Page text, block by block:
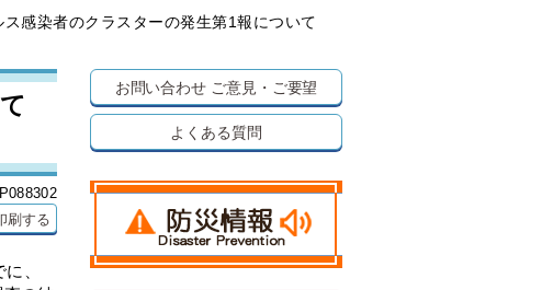
ス感染者のクラスターの発生第1報について
刷する
、
お問い合わせ ご意見・ご要望
よくある質問